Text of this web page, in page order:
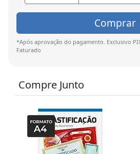
Comprar
*Após aprovação do pagamento. Exclusivo
Faturado
Compre Junto